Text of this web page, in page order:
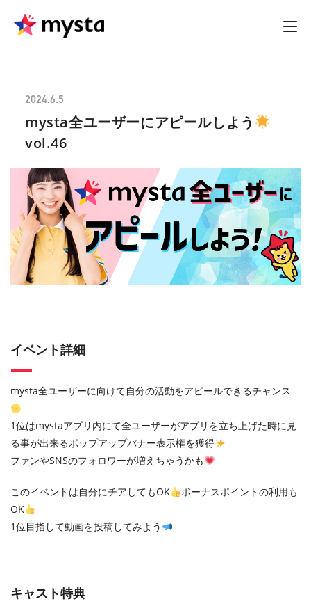
2024.6.5
mysta全ユーザーにアピールしよう
vol.46
イベント詳細
mysta全ユーザーに向けて自分の活動をアピールできるチャンス
1位はmystaアプリ内にて全ユーザーがアプリを立ち上げた時に見
る事が出来るポップアップバナー表示権を獲得
ファンやSNSのフォロワーが増えちゃうかも
このイベントは自分にチアしてもOK
ボーナスポイントの利用も
OK
1位目指して動画を投稿してみよう
キャスト特典